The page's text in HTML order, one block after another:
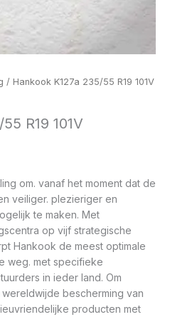
/ Hankook K127a 235/55 R19 101V
R19 101V
om. vanaf het moment dat de
veiliger. plezieriger en
te maken. Met
op vijf strategische
Hankook de meest optimale
weg. met specifieke
in ieder land. Om
bescherming van
producten met